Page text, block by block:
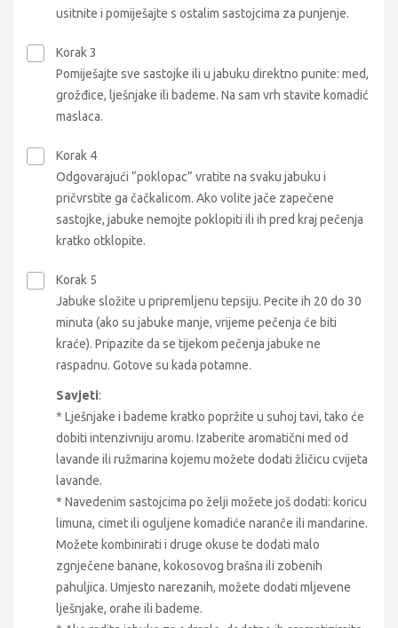
usitnite i pomiješajte s ostalim sastojcima za punjenje.
Korak 3
Pomiješajte sve sastojke ili u jabuku direktno punite: med,
grožđice, lješnjake ili bademe. Na sam vrh stavite komadić
maslaca.
Korak 4
Odgovarajući “poklopac” vratite na svaku jabuku i
pričvrstite ga čačkalicom. Ako volite jače zapečene
sastojke, jabuke nemojte poklopiti ili ih pred kraj pečenja
kratko otklopite.
Korak 5
Jabuke složite u pripremljenu tepsiju. Pecite ih 20 do 30
minuta (ako su jabuke manje, vrijeme pečenja će biti
kraće). Pripazite da se tijekom pečenja jabuke ne
raspadnu. Gotove su kada potamne.
Savjeti:
* Lješnjake i bademe kratko popržite u suhoj tavi, tako će
dobiti intenzivniju aromu. Izaberite aromatični med od
lavande ili ružmarina kojemu možete dodati žličicu cvijeta
lavande.
* Navedenim sastojcima po želji možete još dodati: koricu
limuna, cimet ili oguljene komadiće naranče ili mandarine.
Možete kombinirati i druge okuse te dodati malo
zgnječene banane, kokosovog brašna ili zobenih
pahuljica. Umjesto narezanih, možete dodati mljevene
lješnjake, orahe ili bademe.